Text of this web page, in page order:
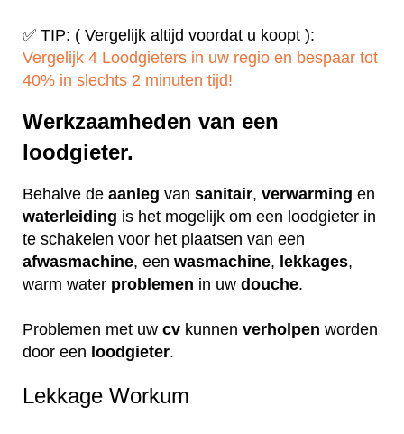
✅ TIP: ( Vergelijk altijd voordat u koopt ):
Vergelijk 4 Loodgieters in uw regio en bespaar tot
40% in slechts 2 minuten tijd!
Werkzaamheden van een
loodgieter.
Behalve de aanleg van sanitair, verwarming en
waterleiding is het mogelijk om een loodgieter in
te schakelen voor het plaatsen van een
afwasmachine, een wasmachine, lekkages,
warm water problemen in uw douche.
Problemen met uw cv kunnen verholpen worden
door een loodgieter.
Lekkage Workum